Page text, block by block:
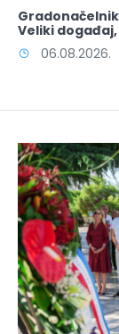
Veliki
06.08.2026.